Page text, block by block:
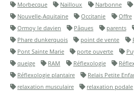
Morbecque
Nailloux Narbonne
Nouvelle-Aquitaine
Occitanie Offre
Ormoy le davien
Pâques parents
Phare dunkerquois
point de vente
Pont Sainte Marie
porte ouverte
queige
RAM Réflexologie
Réflexologie plantaire
Relais Petite
relaxation musculaire
relaxation podale